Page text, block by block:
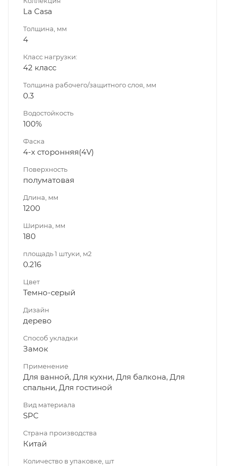
La Casa
Толщина, мм
4
Класс нагрузки:
42 класс
Толщина рабочего/защитного слоя, мм
0.3
Водостойкость
100%
Фаска
4-х сторонняя(4V)
Поверхность
полуматовая
Длина, мм
1200
Ширина, мм
180
площадь 1 штуки, м2
0.216
Цвет
Темно-серый
Дизайн
дерево
Способ укладки
Замок
Применение
Для ванной, Для кухни, Для балкона, Для
спальни, Для гостиной
Вид материала
SPC
Страна производства
Китай
Количество в упаковке, шт